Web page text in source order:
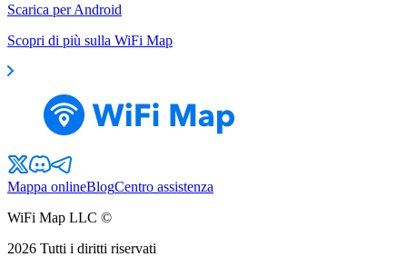
Scarica per Android
Scopri di più sulla WiFi Map
Mappa onlineBlogCentro assistenza
WiFi Map LLC ©
2026 Tutti i diritti riservati